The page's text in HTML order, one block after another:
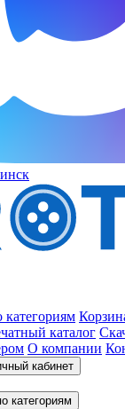
категориям
каталог
О компании
кабинет
категориям